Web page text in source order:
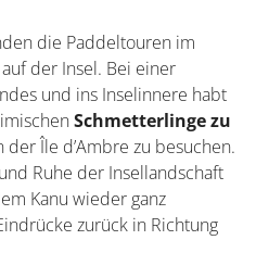
die Paddeltouren im
der Insel. Bei einer
und ins Inselinnere habt
Schmetterlinge
der Île d’Ambre zu
und Ruhe der
geht es mit dem Kanu
neuer Eindrücke zurück